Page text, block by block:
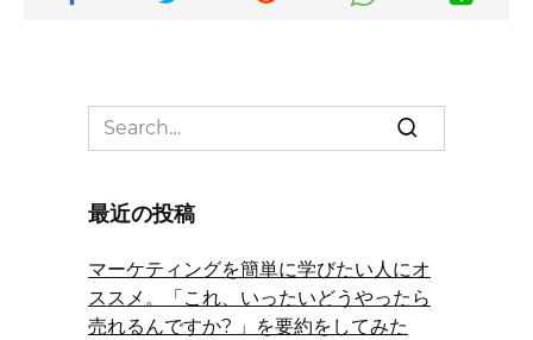
Search
for:
最近の投稿
マーケティングを簡単に学びたい人にオ
ススメ。「これ、いったいどうやったら
売れるんですか? 」を要約をしてみた